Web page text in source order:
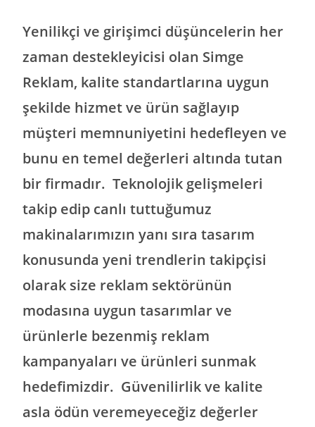
Yenilikçi ve girişimci düşüncelerin her
zaman destekleyicisi olan Simge
Reklam, kalite standartlarına uygun
şekilde hizmet ve ürün sağlayıp
müşteri memnuniyetini hedefleyen ve
bunu en temel değerleri altında tutan
bir firmadır. Teknolojik gelişmeleri
takip edip canlı tuttuğumuz
makinalarımızın yanı sıra tasarım
konusunda yeni trendlerin takipçisi
olarak size reklam sektörünün
modasına uygun tasarımlar ve
ürünlerle bezenmiş reklam
kampanyaları ve ürünleri sunmak
hedefimizdir. Güvenilirlik ve kalite
asla ödün veremeyeceğiz değerler